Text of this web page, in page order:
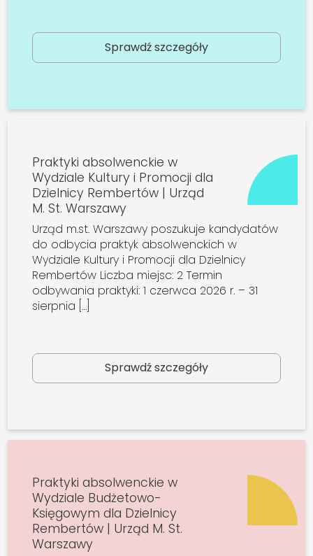
Sprawdź szczegóły
Praktyki absolwenckie w
Wydziale Kultury i Promocji dla
Dzielnicy Rembertów | Urząd
M. St. Warszawy
Urząd m.st. Warszawy poszukuje kandydatów
do odbycia praktyk absolwenckich w
Wydziale Kultury i Promocji dla Dzielnicy
Rembertów Liczba miejsc: 2 Termin
odbywania praktyki: 1 czerwca 2026 r. – 31
sierpnia […]
Sprawdź szczegóły
Praktyki absolwenckie w
Wydziale Budżetowo-
Księgowym dla Dzielnicy
Rembertów | Urząd M. St.
Warszawy